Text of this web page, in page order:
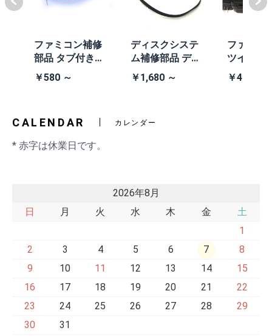
ファミコン補修
部品 タブ付きコ
イン電池(CR203
2)
￥580 ～
ディスクシステ
ム補修部品 ディ
スクシステム用
交換ベルト
￥1,680 ～
ファミコ
ツインフ
ン本体
黒・連射
￥41,980
CALENDAR カレンダー
* 赤字は休業日です。
2026年8月
日
月 火 水 木 金
土
1
2
3 4 5 6 7
8
9
10 11 12 13 14
15
16
17 18 19 20 21
22
23
24 25 26 27 28
29
30
31